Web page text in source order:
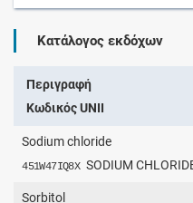
Κατάλογος εκδόχων
Περιγραφή
Κωδικός UNII
Sodium chloride
451W47IQ8X SODIUM
Sorbitol